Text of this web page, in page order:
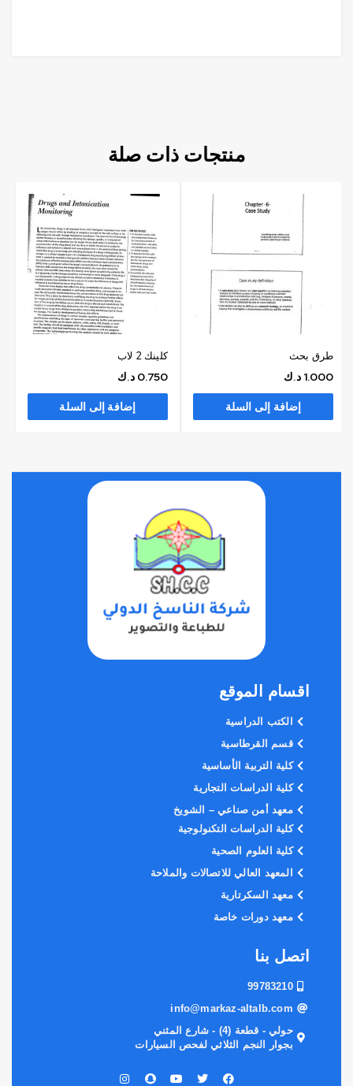
منتجات ذات صلة
طرق بحث
1.000 د.ك
إضافة إلى السلة
كلينك 2 لاب
0.750 د.ك
إضافة إلى السلة
اقسام الموقع
الكتب الدراسية
قسم القرطاسية
كلية التربية الأساسية
كلية الدراسات التجارية
معهد أمن صناعي – الشويخ
كلية الدراسات التكنولوجية
كلية العلوم الصحية
المعهد العالي للاتصالات والملاحة
معهد السكرتارية
معهد دورات خاصة
اتصل بنا
99783210
info@markaz-altalb.com
حولي - قطعة (4) - شارع المثني
بجوار النجم الثلاثي لفحص السيارات